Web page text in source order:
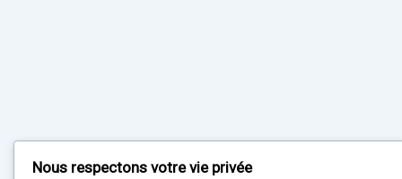
Nous respectons votre vie privée